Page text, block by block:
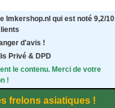
Imkershop.nl qui est noté 9,2/10
d'avis !
Privé & DPD
le contenu. Merci de votre
!
frelons asiatiques !